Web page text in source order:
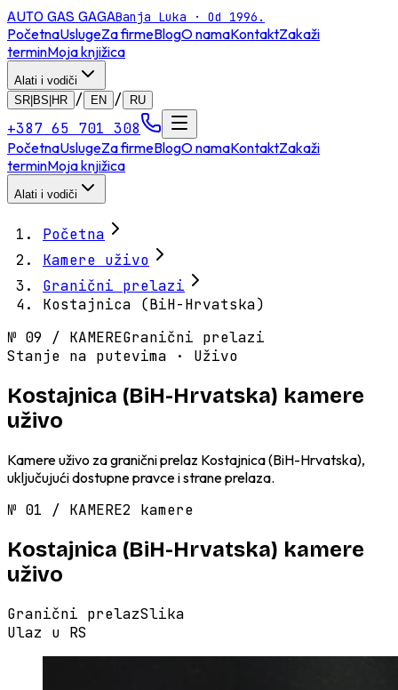
AUTO GAS GAGABanja Luka · Od 1996.
PočetnaUslugeZa firmeBlogO namaKontaktZakaži
terminMoja knjižica
Alati i vodiči
SR|BS|HR
/ EN / RU
+387 65 701 308
PočetnaUslugeZa firmeBlogO namaKontaktZakaži
terminMoja knjižica
Alati i vodiči
Početna
Kamere uživo
Granični prelazi
Kostajnica (BiH-Hrvatska)
№ 09 / KAMEREGranični prelazi
Stanje na putevima · Uživo
Kostajnica (BiH-Hrvatska) kamere
uživo
Kamere uživo za granični prelaz Kostajnica (BiH-Hrvatska),
uključujući dostupne pravce i strane prelaza.
№ 01 / KAMERE2 kamere
Kostajnica (BiH-Hrvatska) kamere
uživo
Granični prelazSlika
Ulaz u RS